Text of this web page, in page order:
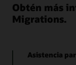
Obtén más
Migrations.
Asistencia